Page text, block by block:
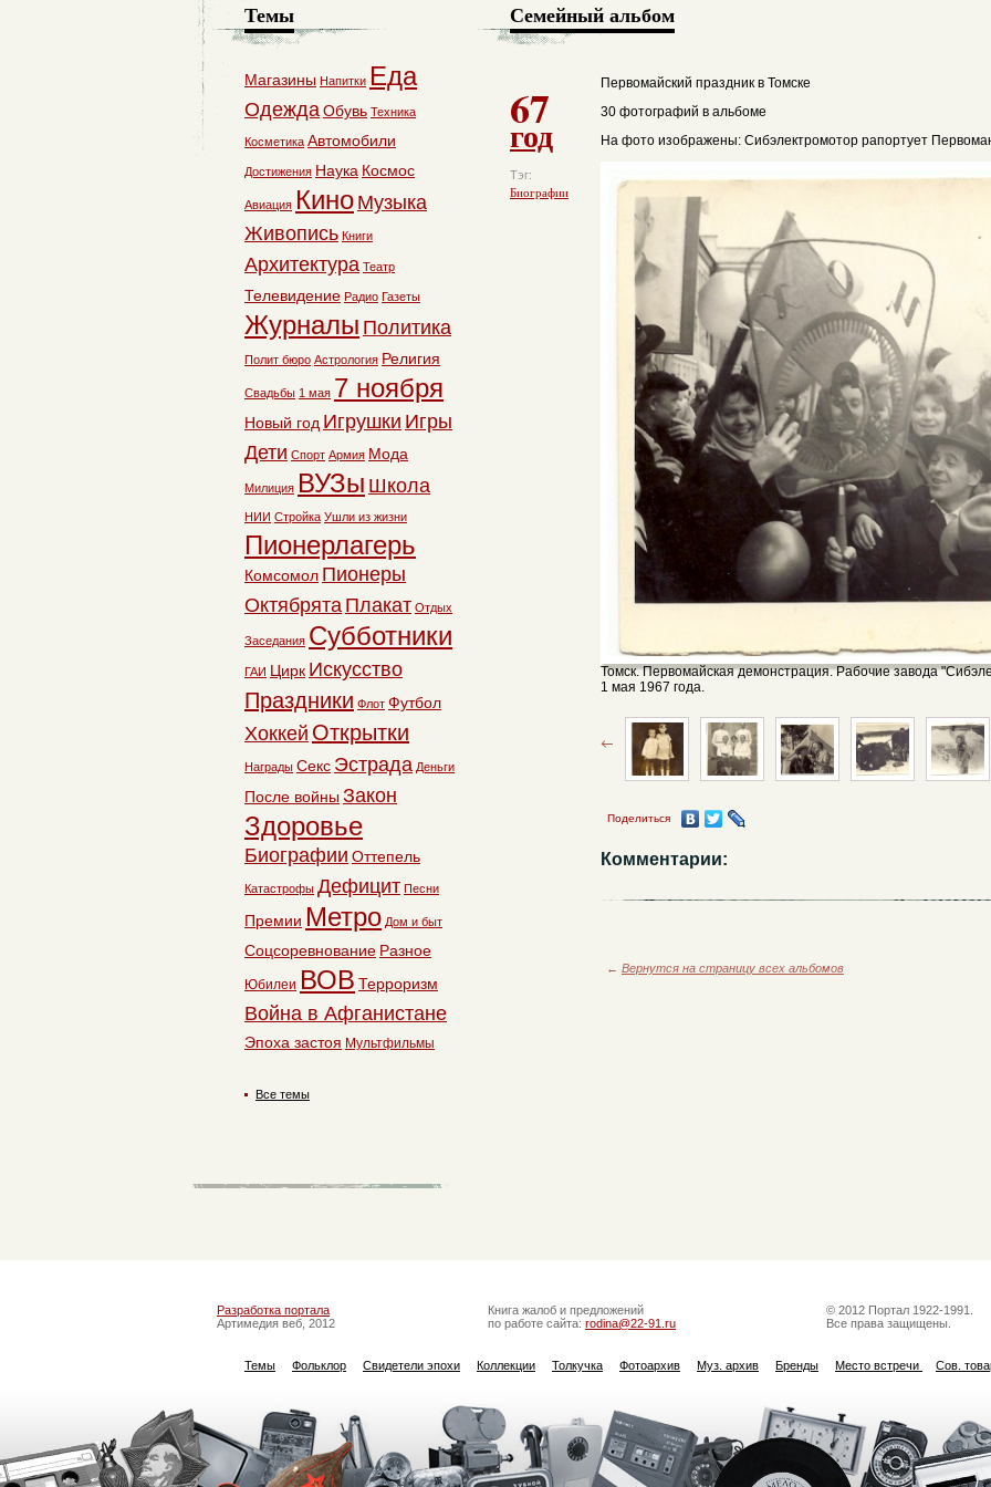
Семейный альбом
67
год
Тэг:
Биографии
Первомайский праздник в Томске
30 фотографий в альбоме
На фото изображены: Сибэлектромотор рапортует
Томск. Первомайская демонстрация. Рабочие завода
1 мая 1967 года.
Поделиться
Комментарии:
← Вернутся на страницу всех альбомов
Темы
Магазины Напитки Еда
ОдеждаОбувь Техника
Косметика Автомобили
Достижения Наука Космос
Авиация Кино Музыка
Живопись Книги
Архитектура Театр
Телевидение Радио Газеты
Журналы Политика
Полит бюро Астрология Религия
Свадьбы 1 мая 7 ноября
Новый год Игрушки Игры
Дети Спорт Армия Мода
Милиция ВУЗы Школа
НИИ Стройка Ушли из жизни
Пионерлагерь
Комсомол Пионеры
Октябрята Плакат Отдых
Заседания Субботники
ГАИ Цирк Искусство
Праздники Флот Футбол
Хоккей Открытки
Награды Секс Эстрада Деньги
После войны Закон
Здоровье
Биографии Оттепель
Катастрофы Дефицит Песни
Премии Метро Дом и быт
Соцсоревнование Разное
Юбилеи ВОВ Терроризм
Война в Афганистане
Эпоха застоя Мультфильмы
Все темы
Разработка портала
Артимедия веб, 2012
Книга жалоб и предложений
по работе сайта: rodina@22-91.ru
© 2012 Портал 1922-1991.
Все права защищены.
Темы Фольклор Свидетели эпохи Коллекции Толкучка Фотоархив Муз. архив Бренды Место встречи Сов.